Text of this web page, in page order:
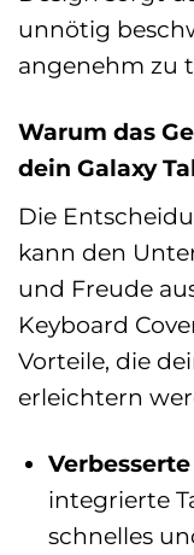
unnötig
angenehm zu
Warum das
dein Galaxy
Die
kann den
und Freude
Keyboard
Vorteile, die
erleichtern
integrierte
schnelles